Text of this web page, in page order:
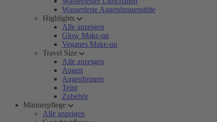
Wasserfeste Augenbrauenstifte
Highlights
Alle anzeigen
Glow Make-up
Veganes Make-up
Travel Size
Alle anzeigen
Augen
Augenbrauen
Teint
Zubehör
Männerpflege
Alle anzeigen